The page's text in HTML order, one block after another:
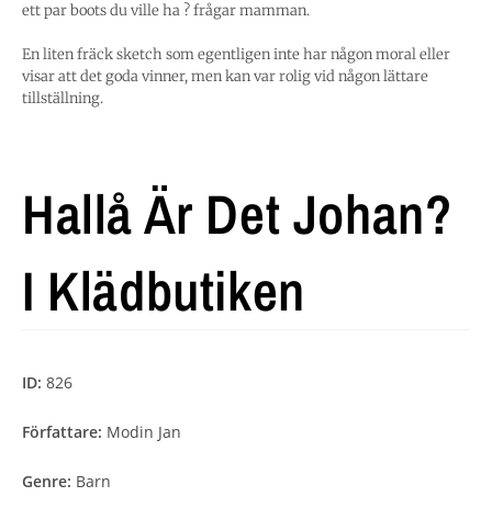
ett par boots du ville ha ? frågar mamman.
En liten fräck sketch som egentligen inte har någon moral eller
visar att det goda vinner, men kan var rolig vid någon lättare
tillställning.
Hallå Är Det Johan?
I Klädbutiken
ID: 826
Författare: Modin Jan
Genre: Barn